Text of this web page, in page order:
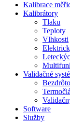
Kalibrace
Kalibrátory
Tlaku
Teploty
Vlhkosti
Validačné
Software
Služby